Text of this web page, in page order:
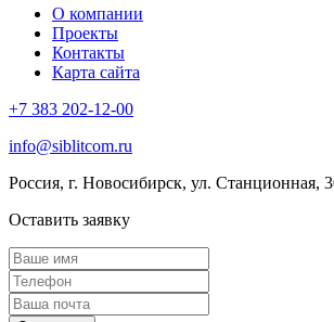
О компании
Проекты
Контакты
Карта сайта
+7 383 202-12-00
info@siblitcom.ru
Россия, г. Новосибирск, ул. Станционная,
Оставить заявку